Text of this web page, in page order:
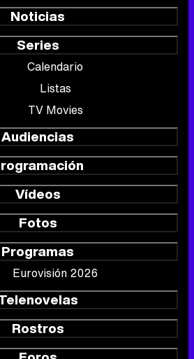
Noticias
Series
Calendario
Listas
TV Movies
Audiencias
Vídeos
Fotos
Programas
Eurovisión 2026
Rostros